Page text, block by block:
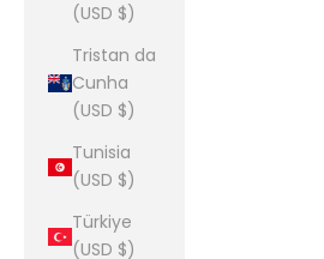
(USD $)
Tristan da
Cunha
(USD $)
Tunisia
(USD $)
Türkiye
(USD $)